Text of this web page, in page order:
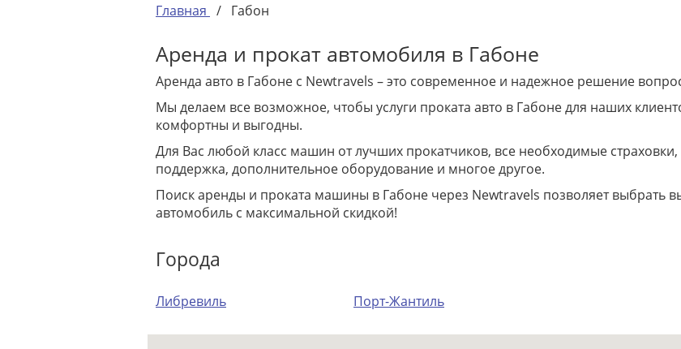
Главная / Габон
Аренда и прокат автомобиля в Габоне
Аренда авто в Габоне с Newtravels – это современное и надежное решение
Мы делаем все возможное, чтобы услуги проката авто в Габоне для наших
комфортны и выгодны.
Для Вас любой класс машин от лучших прокатчиков, все необходимые страховки,
поддержка, дополнительное оборудование и многое другое.
Поиск аренды и проката машины в Габоне через Newtravels позволяет выбрать
автомобиль с максимальной скидкой!
Города
Либревиль Порт-Жантиль